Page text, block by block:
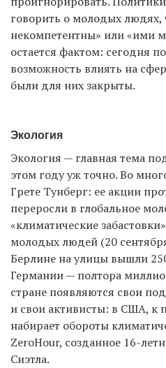
говорить о молодых людях,
некомпетентны» или «ими
остается фактом: сегодня
возможность влиять на
были для них закрыты.
Экология
Экология — главная тема
этом году уж точно. Во
Грете Тунберг: ее акции
переросли в глобальное
«климатические
молодых людей (20
Берлине на улицы вышли
Германии — полтора
стране появляются свои
и свои активисты: в США, к
набирает обороты
ZeroHour, созданное 16-
Сиэтла.